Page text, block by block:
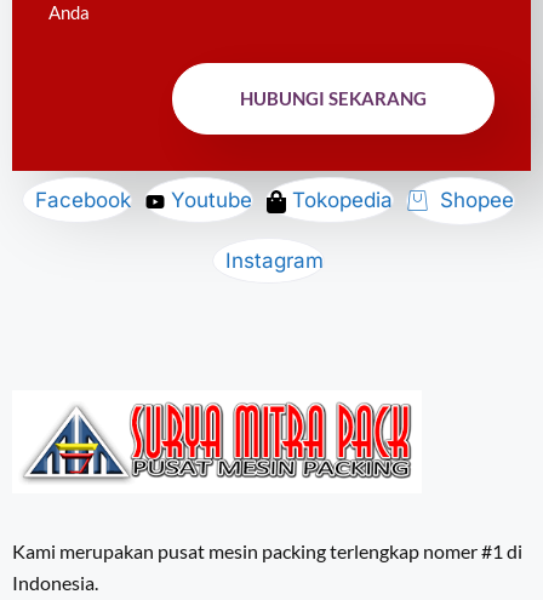
Anda
HUBUNGI SEKARANG
Facebook Youtube Tokopedia Shopee
Instagram
Kami merupakan pusat mesin packing terlengkap nomer #1 di
Indonesia.